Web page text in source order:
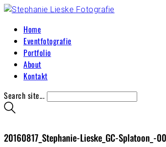
Home
Eventfotografie
Portfolio
About
Kontakt
Search site...
20160817_Stephanie-Lieske_GC-Splatoon_-